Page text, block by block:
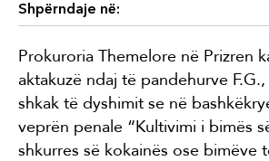
Shpërndaje në:
Prokuroria Themelore në Prizren
aktakuzë ndaj të pandehurve
shkak të dyshimit se në
veprën penale “Kultivimi i bimës
shkurres së kokainës ose bimëve